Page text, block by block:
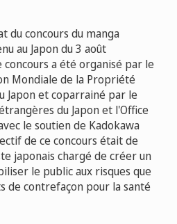
du concours du manga
au Japon du 3 août
concours a été organisé par le
Mondiale de la Propriété
Japon et coparrainé par le
du Japon et l'Office
le soutien de Kadokawa
de ce concours était de
japonais chargé de créer un
le public aux risques que
de contrefaçon pour la santé